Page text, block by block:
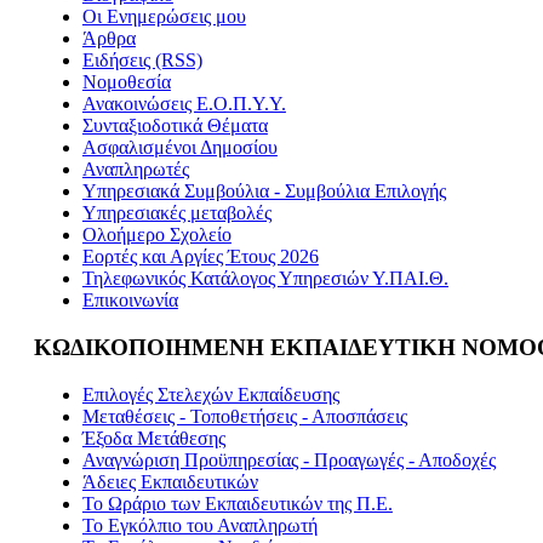
Οι Ενημερώσεις μου
Άρθρα
Ειδήσεις (RSS)
Νομοθεσία
Ανακοινώσεις Ε.Ο.Π.Υ.Υ.
Συνταξιοδοτικά Θέματα
Ασφαλισμένοι Δημοσίου
Αναπληρωτές
Υπηρεσιακά Συμβούλια - Συμβούλια Επιλογής
Υπηρεσιακές μεταβολές
Ολοήμερο Σχολείο
Εορτές και Αργίες Έτους 2026
Τηλεφωνικός Κατάλογος Υπηρεσιών Υ.ΠΑΙ.Θ.
Επικοινωνία
ΚΩΔΙΚΟΠΟΙΗΜΕΝΗ ΕΚΠΑΙΔΕΥΤΙΚΗ
Επιλογές Στελεχών Εκπαίδευσης
Μεταθέσεις - Τοποθετήσεις - Αποσπάσεις
Έξοδα Μετάθεσης
Αναγνώριση Προϋπηρεσίας - Προαγωγές - Αποδοχές
Άδειες Εκπαιδευτικών
Το Ωράριο των Εκπαιδευτικών της Π.Ε.
Το Εγκόλπιο του Αναπληρωτή